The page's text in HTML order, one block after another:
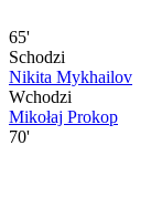
65'
Schodzi
Nikita Mykhailov
Wchodzi
Mikołaj Prokop
70'